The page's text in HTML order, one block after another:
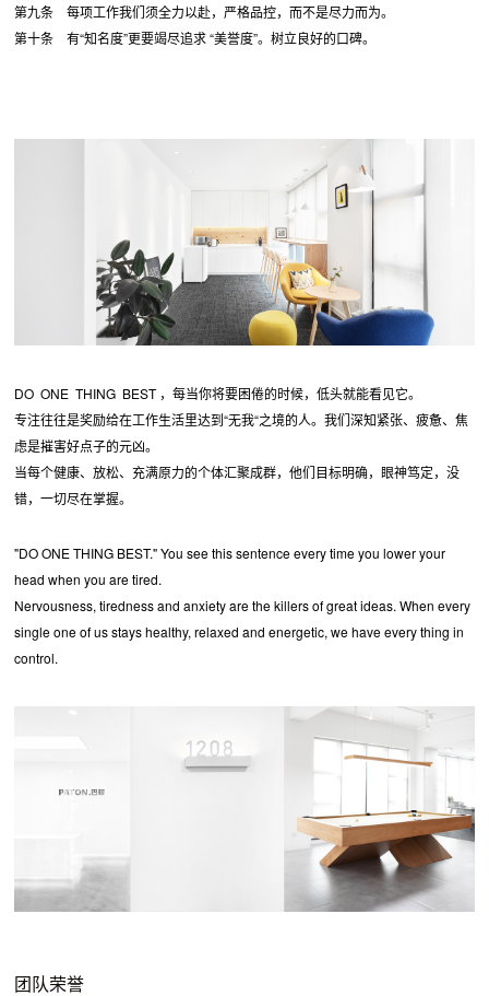
第九条 每项工作我们须全力以赴，严格品控，而不是尽力而为。
第十条 有“知名度”更要竭尽追求 “美誉度”。树立良好的口碑。
DO ONE THING BEST ，每当你将要困倦的时候，低头就能看见它。
专注往往是奖励给在工作生活里达到“无我“之境的人。我们深知紧张、疲惫、焦
虑是摧害好点子的元凶。
当每个健康、放松、充满原力的个体汇聚成群，他们目标明确，眼神笃定，没
错，一切尽在掌握。
"DO ONE THING BEST." You see this sentence every time you lower your
head when you are tired.
Nervousness, tiredness and anxiety are the killers of great ideas. When every
single one of us stays healthy, relaxed and energetic, we have every thing in
control.
团队荣誉